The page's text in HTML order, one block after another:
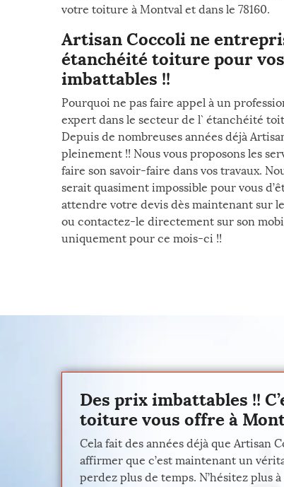
votre toiture à Montval et dans le 78160.
Artisan Coccoli ne
étanchéité toiture pour
imbattables !!
Pourquoi ne pas faire appel à un
expert dans le secteur de l` étanchéité
Depuis de nombreuses années déjà
pleinement !! Nous vous proposons les
faire son savoir-faire dans vos travaux.
serait quasiment impossible pour vous
attendre votre devis dès maintenant sur
ou contactez-le directement sur son
uniquement pour ce mois-ci !!
Des prix imbattables !!
toiture vous offre à
Cela fait des années déjà que Artisan
affirmer que c’est maintenant un
perdez plus de temps. N’hésitez